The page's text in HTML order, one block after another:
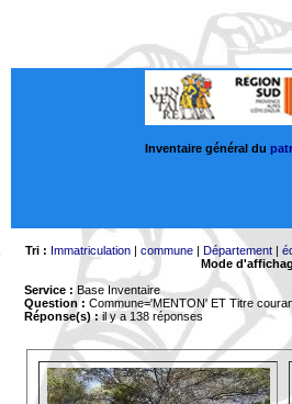
Inventaire général du
Tri : Immatriculation| commune| Département|
Mode
Service : Base Inventaire
Question : Commune='MENTON' ET Titre
Réponse(s) :il y a 138 réponses